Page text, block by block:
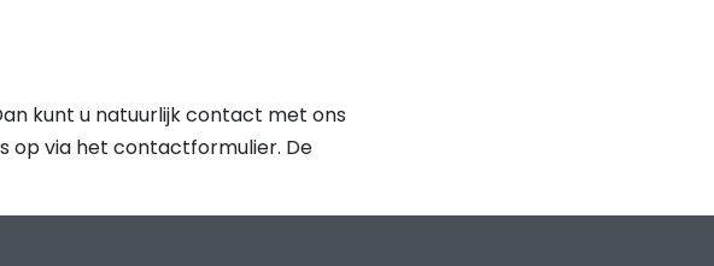
kunt u natuurlijk contact met ons
op via het contactformulier. De